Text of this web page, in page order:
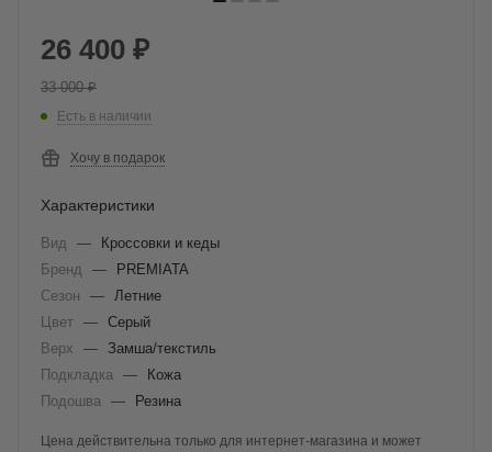
26 400 ₽
33 000₽
Есть в наличии
Хочу в подарок
Характеристики
Вид —
Кроссовки и кеды
Бренд
—
PREMIATA
Сезон
—
Летние
Цвет — Серый
Верх
— Замша/текстиль
Подкладка
—
Кожа
Подошва
— Резина
Цена действительна только для интернет-магазина и может